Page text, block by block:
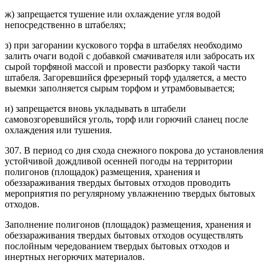
ж) запрещается тушение или охлаждение угля водой
непосредственно в штабелях;
з) при загорании кускового торфа в штабелях необходимо
залить очаги водой с добавкой смачивателя или забросать их
сырой торфяной массой и провести разборку такой части
штабеля. Загоревшийся фрезерный торф удаляется, а место
выемки заполняется сырым торфом и утрамбовывается;
и) запрещается вновь укладывать в штабели
самовозгоревшийся уголь, торф или горючий сланец после
охлаждения или тушения.
307. В период со дня схода снежного покрова до установления
устойчивой дождливой осенней погоды на территории
полигонов (площадок) размещения, хранения и
обеззараживания твердых бытовых отходов проводить
мероприятия по регулярному увлажнению твердых бытовых
отходов.
Заполнение полигонов (площадок) размещения, хранения и
обеззараживания твердых бытовых отходов осуществлять
послойным чередованием твердых бытовых отходов и
инертных негорючих материалов.